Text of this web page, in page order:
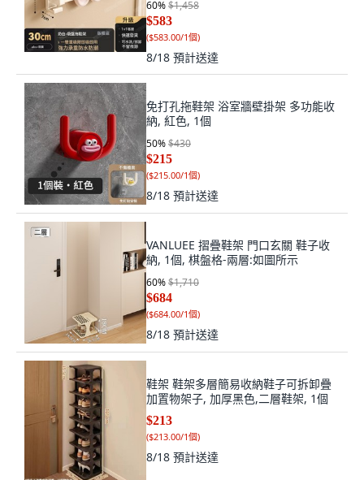
60%$1,458
$583
($583.00/1個)
8/18 預計送達
免打孔拖鞋架 浴室牆壁掛架 多功能收
納, 紅色, 1個
50%$430
$215
($215.00/1個)
8/18 預計送達
VANLUEE 摺疊鞋架 門口玄關 鞋子收
納, 1個, 棋盤格-兩層:如圖所示
60%$1,710
$684
($684.00/1個)
8/18 預計送達
鞋架 鞋架多層簡易收納鞋子可拆卸疊
加置物架子, 加厚黑色,二層鞋架, 1個
$213
($213.00/1個)
8/18 預計送達